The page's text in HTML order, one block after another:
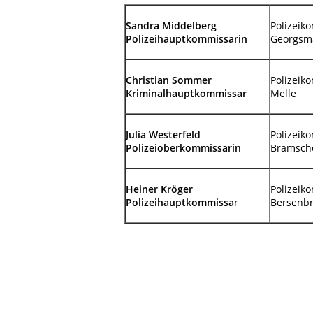
Sandra Middelberg
Polizeihauptkommissarin
Christian Sommer
Kriminalhauptkommissar
Melle
Julia Westerfeld
Polizeioberkommissarin
Heiner Kröger
Polizeihauptkommissar